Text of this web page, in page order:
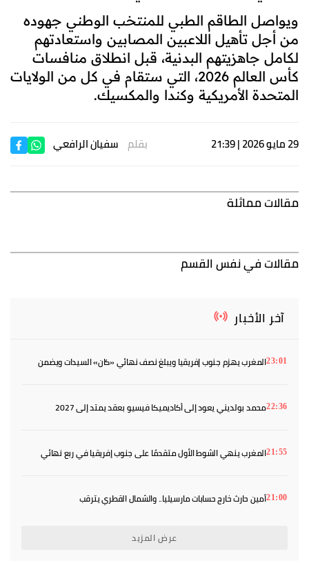
ويواصل الطاقم الطبي للمنتخب الوطني جهوده
من أجل تأهيل اللاعبين المصابين واستعادتهم
لكامل جاهزيتهم البدنية، قبل انطلاق منافسات
كأس العالم 2026، التي ستقام في كل من الولايات
المتحدة الأمريكية وكندا والمكسيك.
29 مايو 2026 | 21:39 بقلم سفيان الرافعي
مقالات مماثلة
مقالات في نفس القسم
آخر الأخبار
23:01المغرب يهزم جنوب إفريقيا ويبلغ نصف نهائي «كان» السيدات ويضمن
22:36محمد بولديني يعود إلى أكاديميكا فيسيو بعقد يمتد إلى 2027
21:55المغرب ينهي الشوط الأول متقدمًا على جنوب إفريقيا في ربع نهائي
21:00أمين حارث خارج حسابات مارسيليا.. والشمال القطري يترقب
عرض المزيد